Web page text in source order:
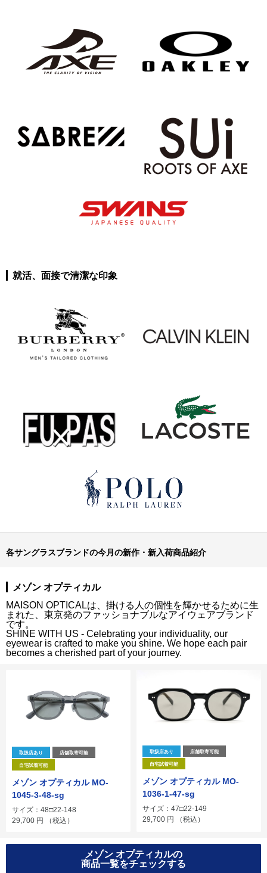
就活、面接で清潔な印象
各サングラスブランドの今月の新作・新入荷商品紹介
メゾン オプティカル
MAISON OPTICALは、掛ける人の個性を輝かせるために生
まれた、東京発のファッショナブルなアイウェアブランド
です。
SHINE WITH US - Celebrating your individuality, our
eyewear is crafted to make you shine. We hope each pair
becomes a cherished part of your journey.
取扱店あり 店舗取寄可能
自宅試着可能
メゾン オプティカル MO-
1045-3-48-sg
サイズ：48□22-148
29,700 円 （税込）
取扱店あり 店舗取寄可能
自宅試着可能
メゾン オプティカル MO-
1036-1-47-sg
サイズ：47□22-149
29,700 円 （税込）
メゾン オプティカルの
商品一覧をチェックする